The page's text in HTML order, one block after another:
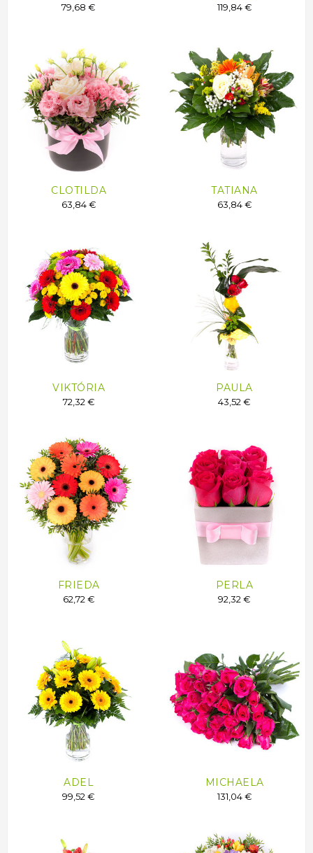
79,68 € 119,84 €
CLOTILDA
63,84 €
TATIANA
63,84 €
VIKTÓRIA
72,32 €
PAULA
43,52 €
FRIEDA
62,72 €
PERLA
92,32 €
ADEL
99,52 €
MICHAELA
131,04 €